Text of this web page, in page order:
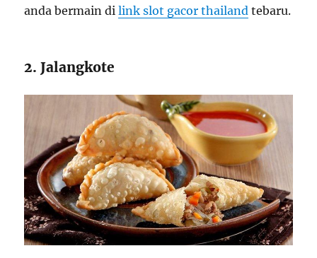
anda bermain dilink slot gacor thailand tebaru.
2. Jalangkote